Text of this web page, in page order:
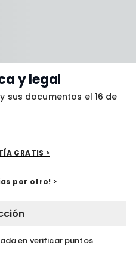
y legal
sus documentos el 16 de
GRATIS >
por otro! >
en verificar puntos